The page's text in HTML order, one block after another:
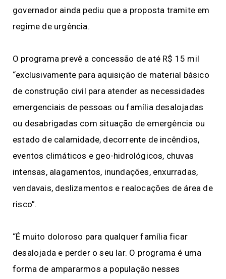
governador ainda pediu que a proposta tramite em
regime de urgência.
O programa prevê a concessão de até R$ 15 mil
“exclusivamente para aquisição de material básico
de construção civil para atender as necessidades
emergenciais de pessoas ou família desalojadas
ou desabrigadas com situação de emergência ou
estado de calamidade, decorrente de incêndios,
eventos climáticos e geo-hidrológicos, chuvas
intensas, alagamentos, inundações, enxurradas,
vendavais, deslizamentos e realocações de área de
risco”.
“É muito doloroso para qualquer família ficar
desalojada e perder o seu lar. O programa é uma
forma de ampararmos a população nesses